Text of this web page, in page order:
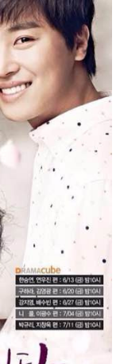
新华广播
返回PC